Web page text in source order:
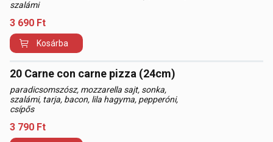
szalámi
3 690 Ft
Kosárba
20 Carne con carne pizza (24cm)
paradicsomszósz, mozzarella sajt, sonka,
szalámi, tarja, bacon, lila hagyma, pepperóni,
csípős
3 790 Ft